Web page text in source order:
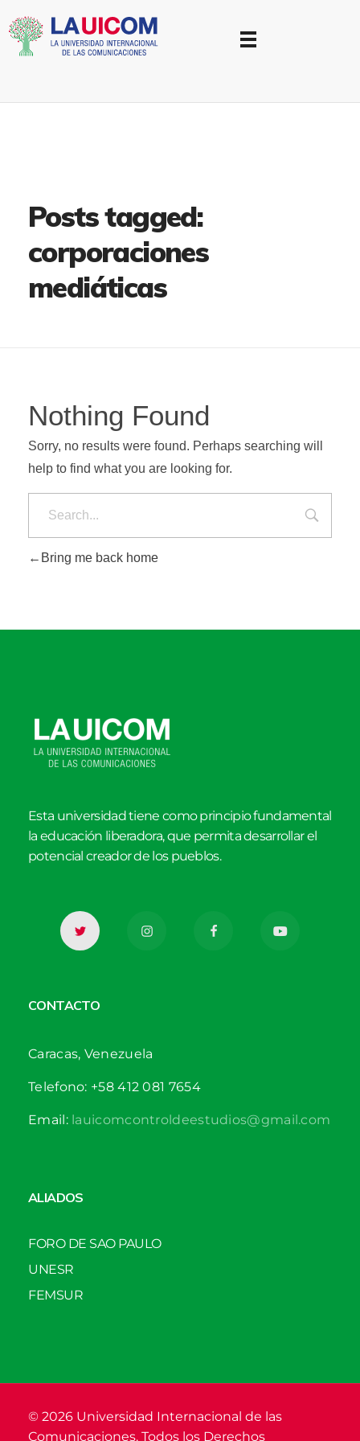
Posts tagged:
corporaciones
mediáticas
Nothing Found
Sorry, no results were found. Perhaps searching will
help to find what you are looking for.
Bring me back home
Esta universidad tiene como principio fundamental
la educación liberadora, que permita desarrollar el
potencial creador de los pueblos.
CONTACTO
Caracas, Venezuela
Telefono: +58 412 081 7654
Email:lauicomcontroldeestudios@gmail.com
ALIADOS
FORO DE SAO PAULO
UNESR
FEMSUR
© 2026 Universidad Internacional de las
Comunicaciones. Todos los Derechos